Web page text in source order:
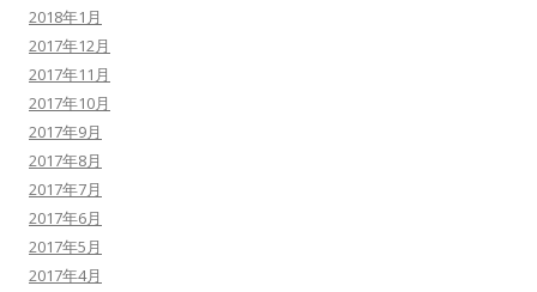
2018年1月
2017年12月
2017年11月
2017年10月
2017年9月
2017年8月
2017年7月
2017年6月
2017年5月
2017年4月